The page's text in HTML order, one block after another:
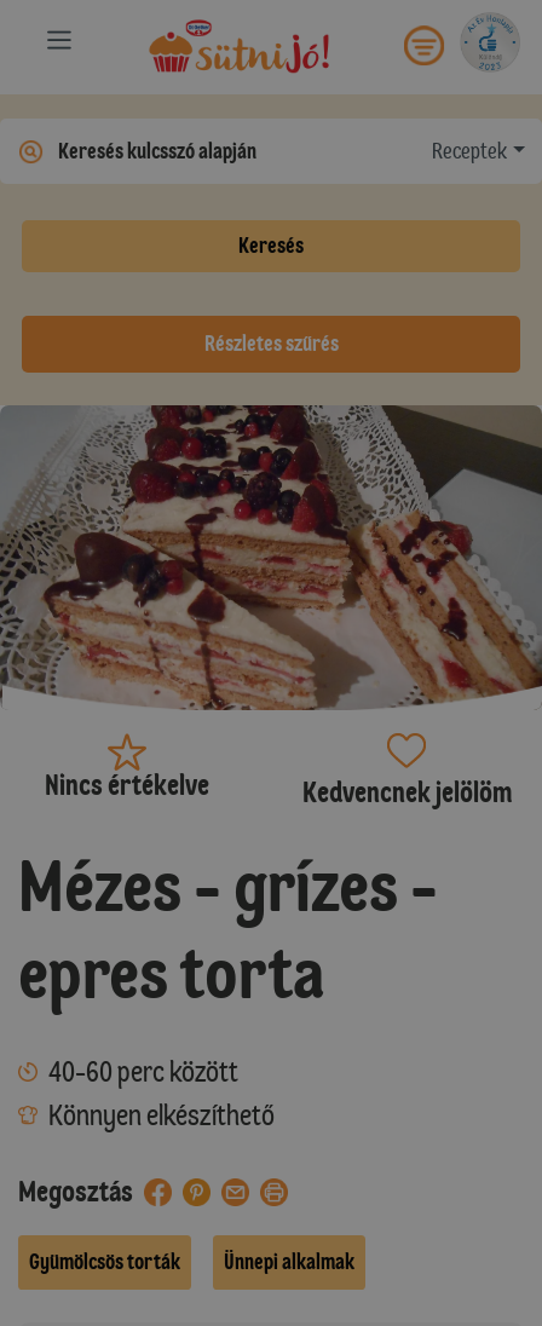
Receptek
Keresés
Részletes szűrés
Nincs értékelve Kedvencnek jelölöm
Mézes - grízes -
epres torta
40-60 perc között
Könnyen elkészíthető
Megosztás
Gyümölcsös torták Ünnepi alkalmak